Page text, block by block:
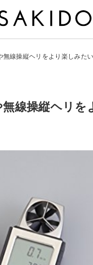
線操縦ヘリをより楽しみた
線操縦ヘリを